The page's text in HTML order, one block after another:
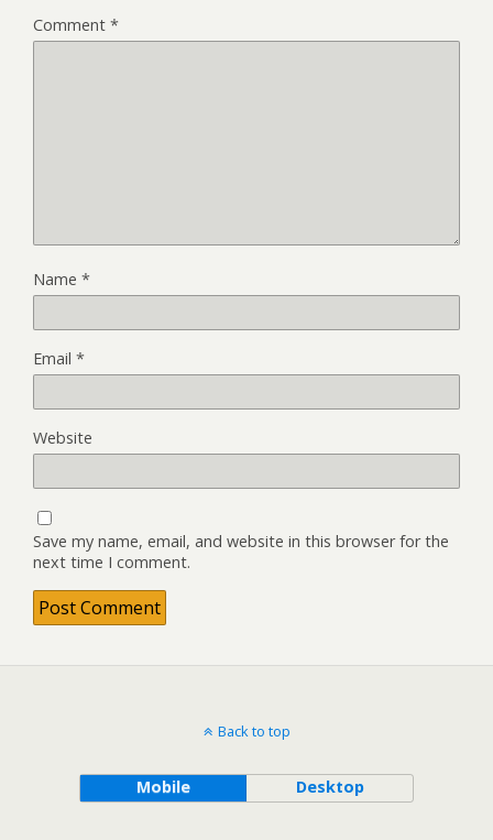
Comment *
Name *
Email *
Website
Save my name, email, and website in this browser for the
next time I comment.
Back to top
Mobile Desktop